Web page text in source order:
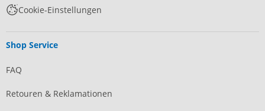
Cookie-Einstellungen
Shop Service
FAQ
Retouren & Reklamationen